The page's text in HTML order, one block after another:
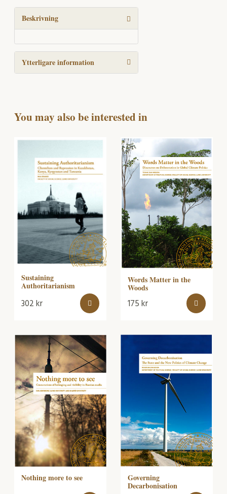
Politics
Taxation
mängd
Beskrivning
Ytterligare information
You may also be interested in
Sustaining
Authoritarianism
302kr
Words Matter in the
Woods
175kr
Nothing more to see Governing
Decarbonisation